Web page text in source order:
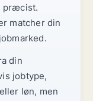
præcist.
matcher din
din
jobtype,
løn, men